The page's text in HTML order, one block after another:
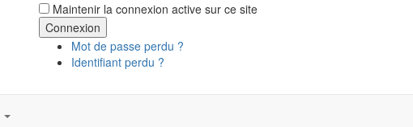
Maintenir la connexion active sur ce site
Mot de passe perdu ?
Identifiant perdu ?